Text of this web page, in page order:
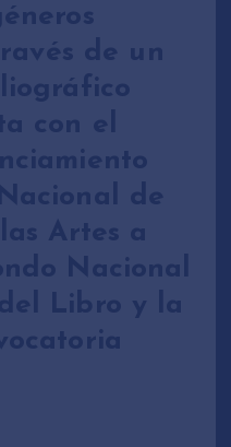
de un
con el
de
Artes a
Nacional
Libro y la